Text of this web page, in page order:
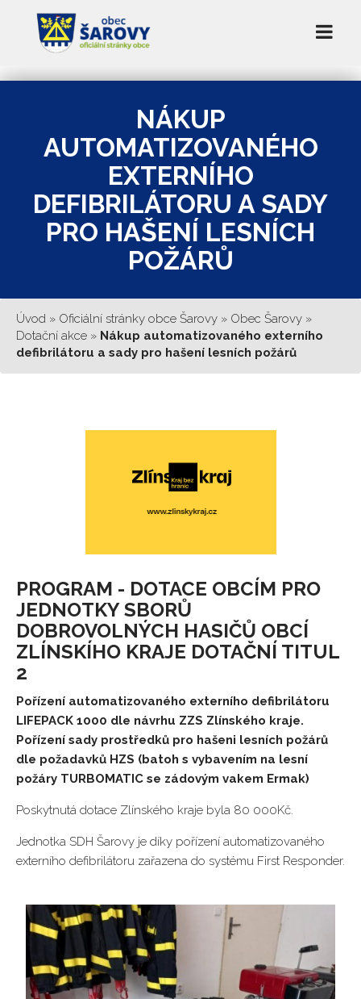
NÁKUP
AUTOMATIZOVANÉHO
EXTERNÍHO
DEFIBRILÁTORU A SADY
PRO HAŠENÍ LESNÍCH
POŽÁRŮ
Úvod » Oficiální stránky obce Šarovy » Obec Šarovy »
Dotační akce » Nákup automatizovaného externího
defibrilátoru a sady pro hašení lesních požárů
PROGRAM - DOTACE OBCÍM PRO
JEDNOTKY SBORŮ
DOBROVOLNÝCH HASIČŮ OBCÍ
ZLÍNSKÍHO KRAJE DOTAČNÍ TITUL
2
Pořízení automatizovaného externího defibrilátoru
LIFEPACK 1000 dle návrhu ZZS Zlínského kraje.
Pořízení sady prostředků pro hašeni lesních požárů
dle požadavků HZS (batoh s vybavením na lesní
požáry TURBOMATIC se zádovým vakem Ermak)
Poskytnutá dotace Zlínského kraje byla 80 000Kč.
Jednotka SDH Šarovy je díky pořízení automatizovaného
externího defibrilátoru zařazena do systému First Responder.